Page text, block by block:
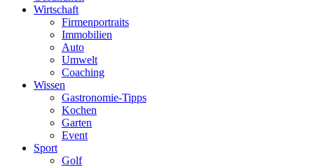
Wirtschaft
Firmenportraits
Immobilien
Auto
Umwelt
Coaching
Wissen
Gastronomie-Tipps
Kochen
Garten
Event
Sport
Golf